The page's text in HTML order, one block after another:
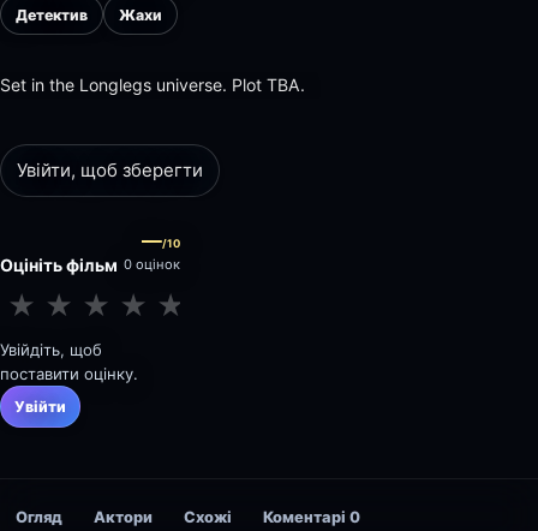
Детектив Жахи
Set in the Longlegs universe. Plot TBA.
Увійти, щоб зберегти
Оцініть фільм
—/10
0 оцінок
★ ★ ★ ★ ★
Увійдіть, щоб
поставити оцінку.
Увійти
Огляд Актори Схожі Коментарі 0